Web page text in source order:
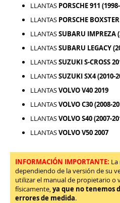
LLANTAS PORSCHE 911
LLANTAS PORSCHE
LLANTASSUBARU IMPREZA
LLANTASSUBARU LEGACY
LLANTASSUZUKI S-CROSS
LLANTASSUZUKI SX4 (2010-
LLANTASVOLVO V40 2019
LLANTASVOLVO C30 (2008-
LLANTASVOLVO S40 (2007-
LLANTASVOLVO V50 2007
INFORMACIÓN IMPORTANTE:
dependiendo de la versión de su
utilizar el manual de propietario o
físicamente,ya que no tenemos
errores de medida.